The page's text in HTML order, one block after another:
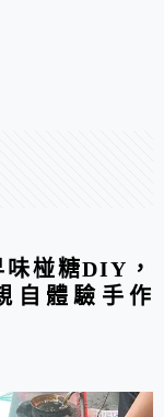
椪糖DIY，
自體驗手作